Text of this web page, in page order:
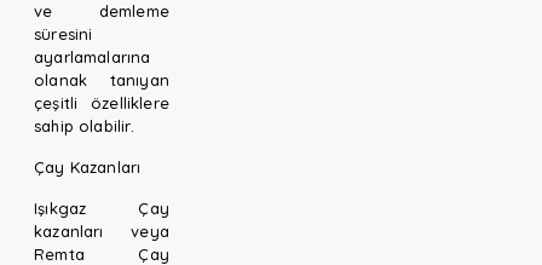
ve demleme
süresini
ayarlamalarına
olanak tanıyan
çeşitli özelliklere
sahip olabilir.
Çay Kazanları
Işıkgaz Çay
kazanları veya
Remta Çay